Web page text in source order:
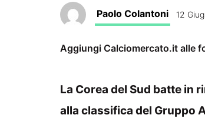
Paolo Colantoni 12
Aggiungi Calciomercato.it alle
La Corea del Sud batte in
alla classifica del Gruppo